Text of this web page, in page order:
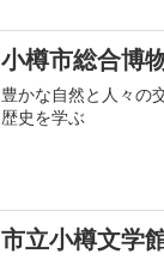
小樽市総合博
豊かな自然と人々の
歴史を学ぶ
市立小樽文学